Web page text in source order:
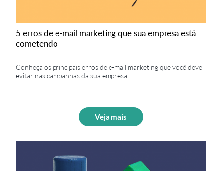
5 erros de e-mail marketing que sua empresa está
cometendo
Conheça os principais erros de e-mail marketing que você deve
evitar nas campanhas da sua empresa.
Veja mais